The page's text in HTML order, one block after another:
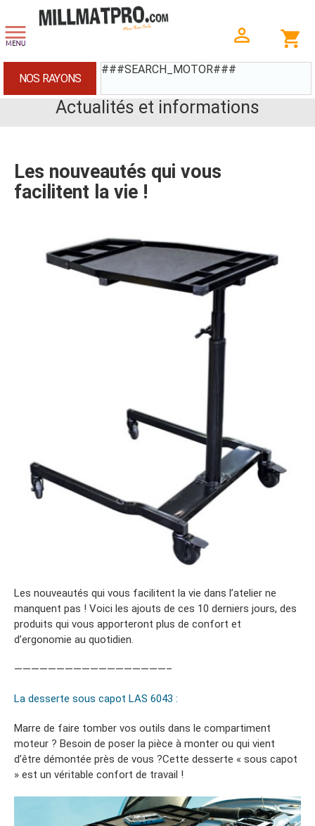
###SEARCH_MOTOR###
NOS RAYONS
Actualités et informations
Les nouveautés qui vous
facilitent la vie !
Les nouveautés qui vous facilitent la vie dans l’atelier ne
manquent pas ! Voici les ajouts de ces 10 derniers jours, des
produits qui vous apporteront plus de confort et
d’ergonomie au quotidien.
——————————————————–
La desserte sous capot LAS 6043 :
Marre de faire tomber vos outils dans le compartiment
moteur ? Besoin de poser la pièce à monter ou qui vient
d’être démontée près de vous ?Cette desserte « sous capot
» est un véritable confort de travail !